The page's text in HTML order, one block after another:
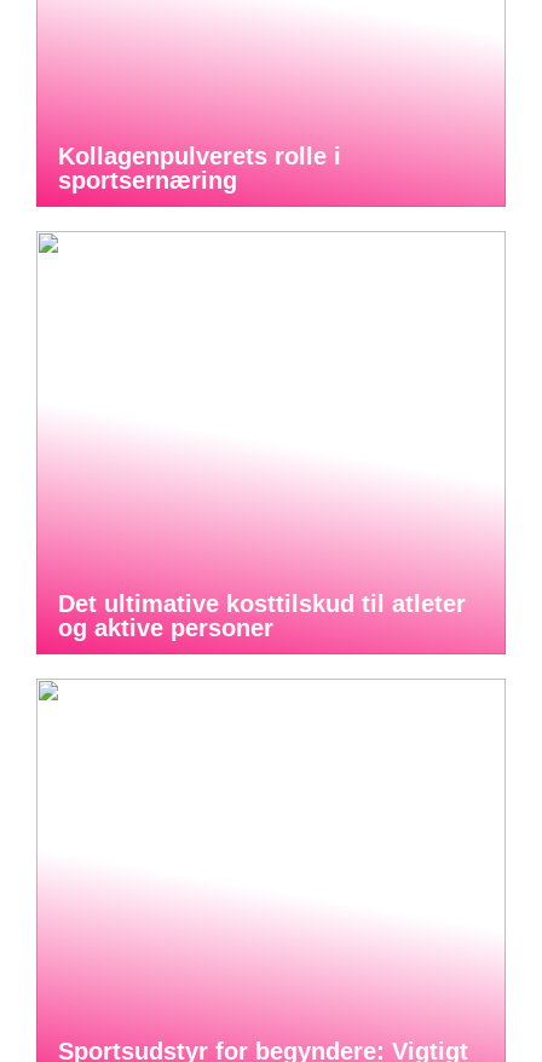
Kollagenpulverets rolle i
sportsernæring
Det ultimative kosttilskud til atleter
og aktive personer
Sportsudstyr for begyndere: Vigtigt